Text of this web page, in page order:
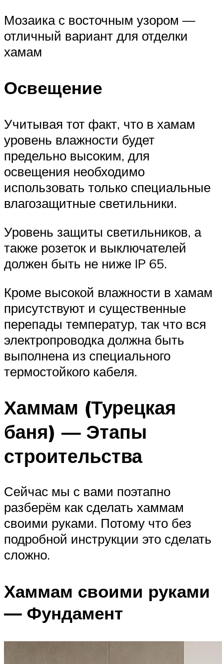
Мозаика с восточным узором —
отличный вариант для отделки
хамам
Освещение
Учитывая тот факт, что в хамам
уровень влажности будет
предельно высоким, для
освещения необходимо
использовать только специальные
влагозащитные светильники.
Уровень защиты светильников, а
также розеток и выключателей
должен быть не ниже IP 65.
Кроме высокой влажности в хамам
присутствуют и существенные
перепады температур, так что вся
электропроводка должна быть
выполнена из специального
термостойкого кабеля.
Хаммам (Турецкая
баня) — Этапы
строительства
Сейчас мы с вами поэтапно
разберём как сделать хаммам
своими руками. Потому что без
подробной инструкции это сделать
сложно.
Хаммам своими руками
— Фундамент